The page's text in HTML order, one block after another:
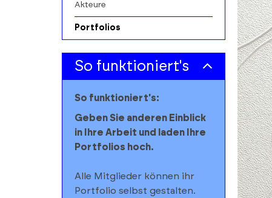
Buchmarkt
Filmwirtschaft
Rundfunkwirtschaft
Markt für darstellende
Akteure
Portfolios
So funktioniert's
So funktioniert's:
Geben Sie anderen Einblick
in Ihre Arbeit und laden Ihre
Portfolios hoch.
Alle Mitglieder können ihr
Portfolio selbst gestalten.